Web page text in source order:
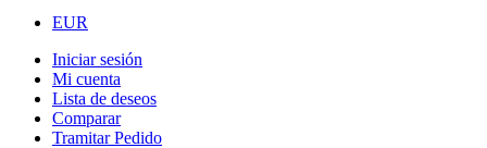
EUR
Iniciar sesión
Mi cuenta
Lista de deseos
Comparar
Tramitar Pedido